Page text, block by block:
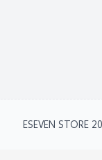
ESEVEN STORE